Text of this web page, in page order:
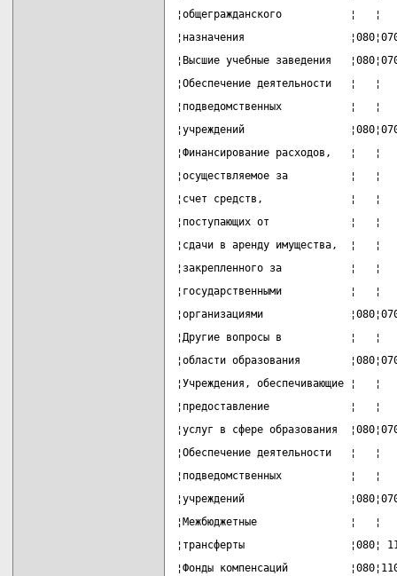
¦общегражданского
¦назначения
¦Высшие учебные заведения
¦Обеспечение деятельности
¦подведомственных
¦учреждений
¦Финансирование расходов,
¦осуществляемое за
¦счет средств,              ¦
¦поступающих от             ¦
¦сдачи в аренду имущества,
¦закрепленного за
¦государственными
¦организациями
¦Другие вопросы в           ¦
¦области образования
¦Учреждения,
¦предоставление             ¦
¦услуг в сфере образования
¦Обеспечение деятельности
¦подведомственных
¦учреждений
¦Межбюджетные               ¦
¦трансферты                 ¦080¦
¦Фонды компенсаций